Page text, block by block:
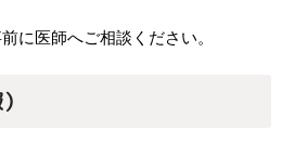
に医師へご相談ください。